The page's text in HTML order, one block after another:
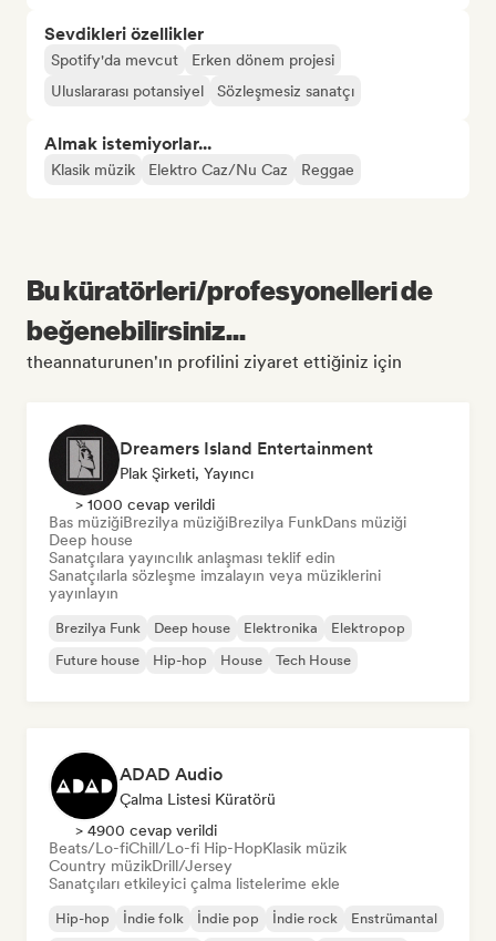
Sevdikleri özellikler
Spotify'da mevcut
Erken dönem projesi
Uluslararası potansiyel
Sözleşmesiz sanatçı
Almak istemiyorlar...
Klasik müzik Elektro Caz/Nu Caz Reggae
Bu küratörleri/profesyonelleri de
beğenebilirsiniz...
theannaturunen'ın profilini ziyaret ettiğiniz için
Dreamers Island Entertainment
Plak Şirketi, Yayıncı
> 1000 cevap verildi
Bas müziğiBrezilya müziğiBrezilya FunkDans müziği
Deep house
Sanatçılara yayıncılık anlaşması teklif edin
Sanatçılarla sözleşme imzalayın veya müziklerini
yayınlayın
Brezilya Funk Deep house Elektronika
Elektropop
Future house
Hip-hop House Tech House
ADAD Audio
Çalma Listesi Küratörü
> 4900 cevap verildi
Beats/Lo-fiChill/Lo-fi Hip-HopKlasik müzik
Country müzikDrill/Jersey
Sanatçıları etkileyici çalma listelerime ekle
Hip-hop İndie folk İndie pop İndie rock
Enstrümantal